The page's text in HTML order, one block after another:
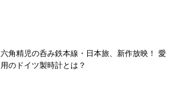
六角精児の呑み鉄本線・日本旅、新作放映！ 愛
用のドイツ製時計とは？